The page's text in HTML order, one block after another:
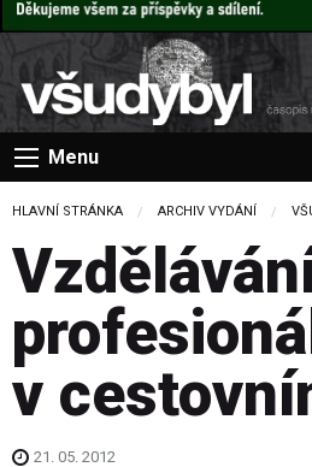
Menu
HLAVNÍ STRÁNKA ARCHIV VYDÁNÍ
v
21. 05. 2012